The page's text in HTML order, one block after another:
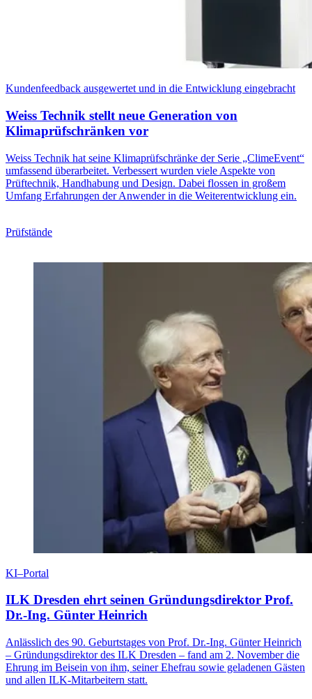
Kundenfeedback ausgewertet und in die Entwicklung eingebracht
Weiss Technik stellt neue Generation von
Klimaprüfschränken vor
Weiss Technik hat seine Klimaprüfschränke der Serie „ClimeEvent“
umfassend überarbeitet. Verbessert wurden viele Aspekte von
Prüftechnik, Handhabung und Design. Dabei flossen in großem
Umfang Erfahrungen der Anwender in die Weiterentwicklung ein.
Prüfstände
KI–Portal
ILK Dresden ehrt seinen Gründungsdirektor Prof.
Dr.-Ing. Günter Heinrich
Anlässlich des 90. Geburtstages von Prof. Dr.-Ing. Günter Heinrich
– Gründungsdirektor des ILK Dresden – fand am 2. November die
Ehrung im Beisein von ihm, seiner Ehefrau sowie geladenen Gästen
und allen ILK-Mitarbeitern statt.